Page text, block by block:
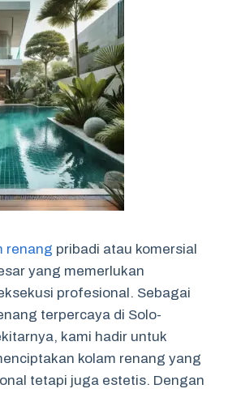
renang pribadi atau komersial
yang memerlukan
profesional. Sebagai
terpercaya di Solo-
kami hadir untuk
kolam renang yang
tetapi juga estetis. Dengan